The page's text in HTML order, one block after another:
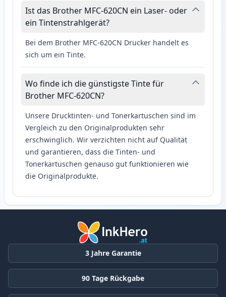
Ist das Brother MFC-620CN ein Laser- oder
ein Tintenstrahlgerät?
Bei dem Brother MFC-620CN Drucker handelt es
sich um ein Tinte.
Wo finde ich die günstigste Tinte für
Brother MFC-620CN?
Unsere Drucktinten- und Tonerkartuschen sind im
Vergleich zu den Originalprodukten sehr
erschwinglich. Wir verzichten nicht auf Qualität
und garantieren, dass die Tinten- und
Tonerkartuschen genauso gut funktionieren wie
die Originalprodukte.
3 Jahre Garantie
90 Tage Rückgabe